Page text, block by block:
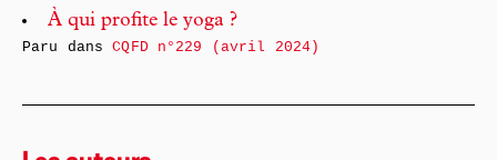
À qui profite le yoga ?
Paru dansCQFD n°229 (avril 2024)